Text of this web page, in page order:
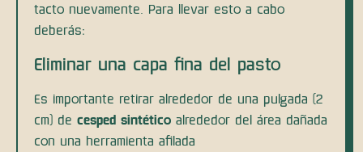
tacto nuevamente. Para llevar esto a cabo
deberás:
Eliminar una capa fina del pasto
Es importante retirar alrededor de una pulgada (2
cm) decesped sintético alrededor del área dañada
con una herramienta afilada